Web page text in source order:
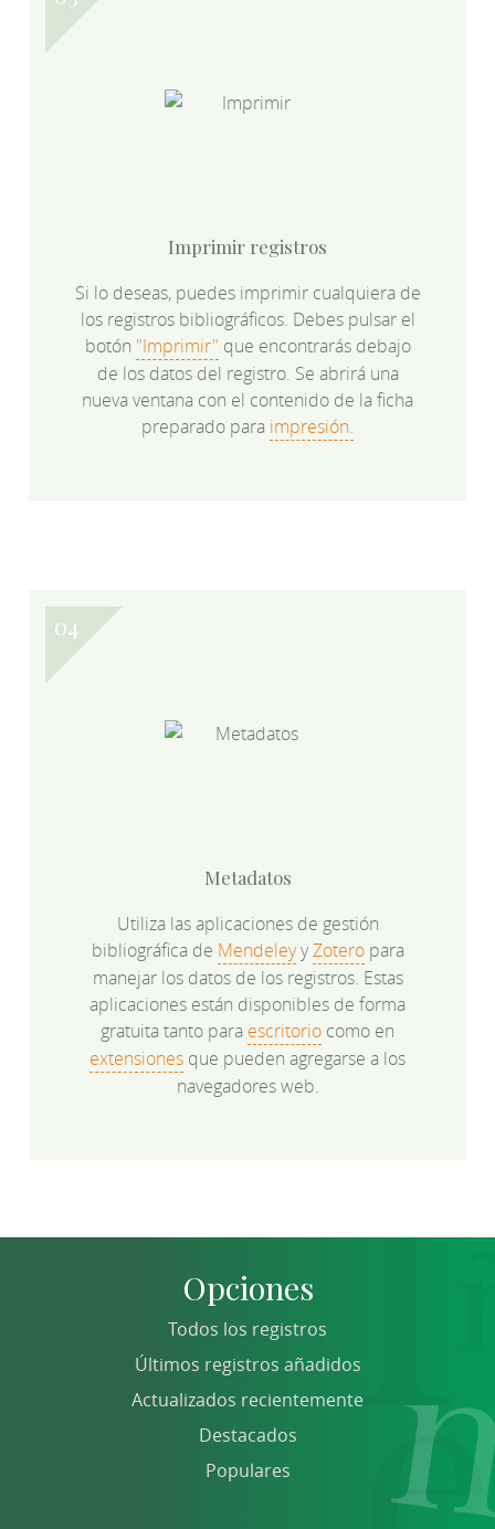
Imprimir registros
Si lo deseas, puedes imprimir cualquiera de
los registros bibliográficos. Debes pulsar el
botón "Imprimir" que encontrarás debajo
de los datos del registro. Se abrirá una
nueva ventana con el contenido de la ficha
preparado para impresión.
Metadatos
Utiliza las aplicaciones de gestión
bibliográfica de MendeleyyZoteropara
manejar los datos de los registros. Estas
aplicaciones están disponibles de forma
gratuita tanto para escritorio como en
extensiones que pueden agregarse a los
navegadores web.
Opciones
Todos los registros
Últimos registros añadidos
Actualizados recientemente
Destacados
Populares